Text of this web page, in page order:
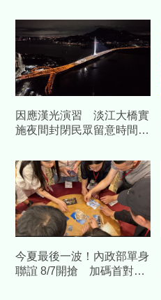
因應漢光演習 淡江大橋實
施夜間封閉民眾留意時間改
今夏最後一波！內政部單身
聯誼 8/7開搶 加碼首對結